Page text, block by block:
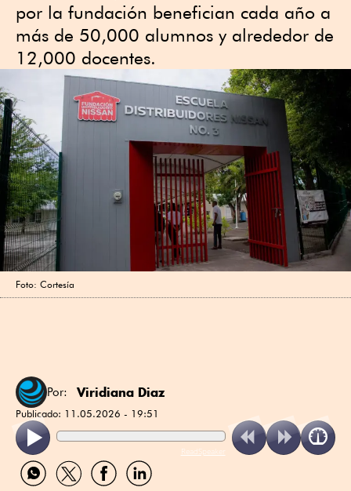
por la fundación benefician cada año a
más de 50,000 alumnos y alrededor de
12,000 docentes.
Foto: Cortesía
Por: Viridiana Diaz
Publicado: 11.05.2026 - 19:51
ReadSpeaker
Compartir
por
Compartir
por
Compartir
por
Compartir
por